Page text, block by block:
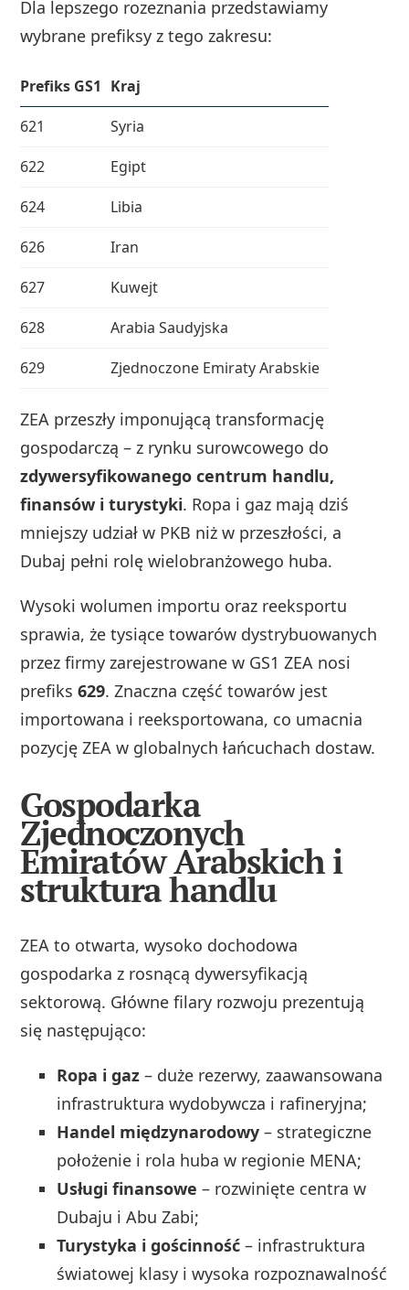
Dla lepszego rozeznania przedstawiamy
wybrane prefiksy z tego zakresu:
Prefiks GS1 Kraj
621
Syria
622
Egipt
624
Libia
626
Iran
627
Kuwejt
628
Arabia Saudyjska
629
Zjednoczone Emiraty Arabskie
ZEA przeszły imponującą transformację
gospodarczą – z rynku surowcowego do
zdywersyfikowanego centrum handlu,
finansów i turystyki. Ropa i gaz mają dziś
mniejszy udział w PKB niż w przeszłości, a
Dubaj pełni rolę wielobranżowego huba.
Wysoki wolumen importu oraz reeksportu
sprawia, że tysiące towarów dystrybuowanych
przez firmy zarejestrowane w GS1 ZEA nosi
prefiks629. Znaczna część towarów jest
importowana i reeksportowana, co umacnia
pozycję ZEA w globalnych łańcuchach dostaw.
Gospodarka
Zjednoczonych
Emiratów Arabskich i
struktura handlu
ZEA to otwarta, wysoko dochodowa
gospodarka z rosnącą dywersyfikacją
sektorową. Główne filary rozwoju prezentują
się następująco:
Ropa i gaz – duże rezerwy, zaawansowana
infrastruktura wydobywcza i rafineryjna;
Handel międzynarodowy – strategiczne
położenie i rola huba w regionie MENA;
Usługi finansowe – rozwinięte centra w
Dubaju i Abu Zabi;
Turystyka i gościnność – infrastruktura
światowej klasy i wysoka rozpoznawalność